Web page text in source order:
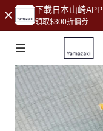
下載日本山崎APP
領取$300折價券